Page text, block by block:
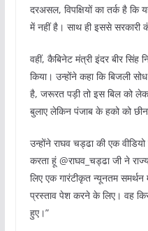
दरअसल, विपक्षियों का तर्क है
में नहीं है। साथ ही इससे सरकारी
वहीं, कैबिनेट मंत्री इंदर बीर सिंह
किया। उन्होंने कहा कि बिजली
है, जरूरत पड़ी तो इस बिल को
बुलाए लेकिन पंजाब के हको को
उन्होंने राघव चड्ढा की एक
करता हूं @राघव_चड्ढा जी ने
लिए एक गारंटीकृत न्यूनतम
प्रस्ताव पेश करने के लिए। वह
हुए।”